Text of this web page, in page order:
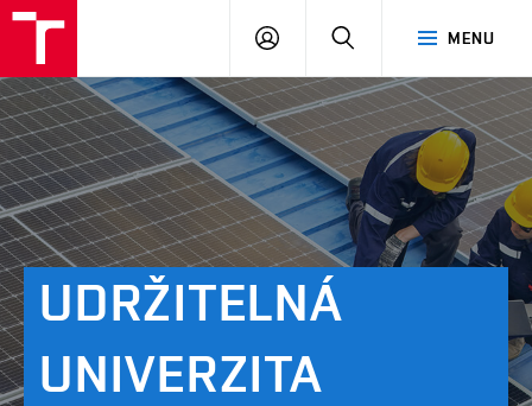
MENU
PŘIHLÁSIT
UDRŽITELNÁ
UNIVERZITA